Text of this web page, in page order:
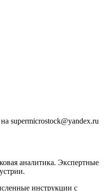
supermicrostock@yandex.ru
аналитика. Экспертные
инструкции с